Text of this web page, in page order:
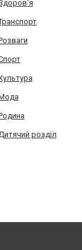
розділ